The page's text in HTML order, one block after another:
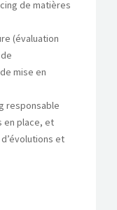
de matières
(évaluation
mise en
responsable
en place, et
et